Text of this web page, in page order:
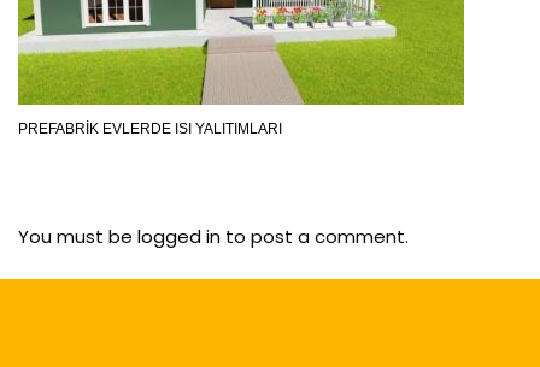
PREFABRIK EVLERDE ISI YALITIMLARI
You must be logged in to post a comment.